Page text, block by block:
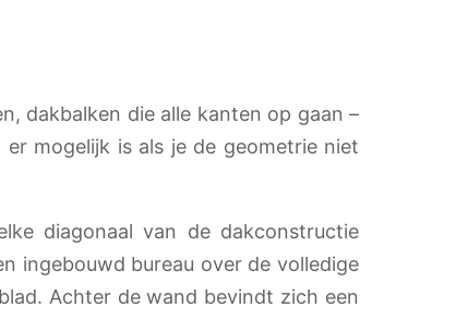
dakbalken die alle kanten op gaan –
mogelijk is als je de geometrie niet
diagonaal van de dakconstructie
ingebouwd bureau over de volledige
Achter de wand bevindt zich een